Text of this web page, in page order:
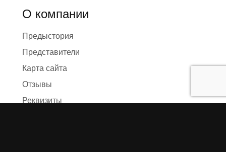
О компании
Предыстория
Представители
Карта сайта
Отзывы
Реквизиты